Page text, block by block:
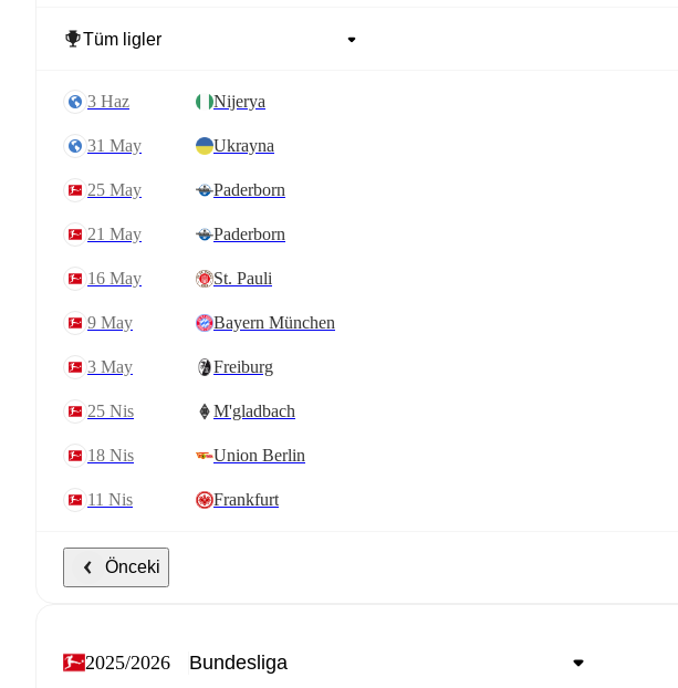
3 Haz Nijerya
31 May Ukrayna
25 May Paderborn
21 May Paderborn
16 May St. Pauli
9 May Bayern München
3 May Freiburg
25 Nis M'gladbach
18 Nis Union Berlin
11 Nis Frankfurt
Önceki
2025/2026